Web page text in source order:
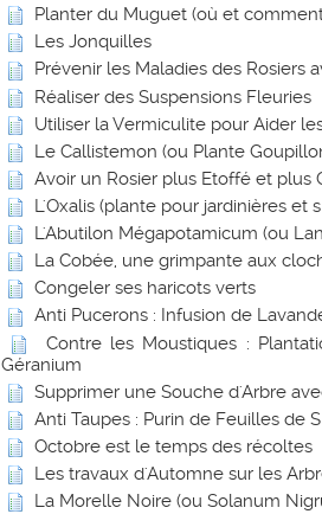
Planter du Muguet (où et
Les Jonquilles
Prévenir les Maladies des Rosiers
Réaliser des Suspensions Fleuries
Utiliser la Vermiculite pour Aider
Le Callistemon (ou Plante
Avoir un Rosier plus Etoffé et plus
L'Oxalis (plante pour jardinières et
L'Abutilon Mégapotamicum (ou
La Cobée, une grimpante aux
Congeler ses haricots verts
Anti Pucerons : Infusion de
Contre les Moustiques :
Géranium
Supprimer une Souche d'Arbre
Anti Taupes : Purin de Feuilles de
Octobre est le temps des récoltes
Les travaux d'Automne sur les
La Morelle Noire (ou Solanum